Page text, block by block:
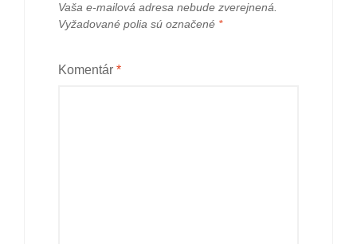
Vaša e-mailová adresa nebude zverejnená.
Vyžadované polia sú označené *
Komentár *